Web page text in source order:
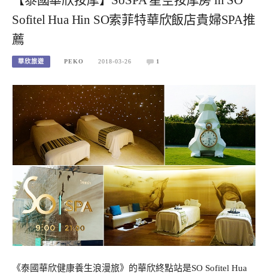
Sofitel Hua Hin SO索菲特華欣飯店貴婦SPA推
薦
華欣旅遊 PEKO 2018-03-26 1
《泰國華欣健康養生浪漫旅》的華欣終點站是SO Sofitel Hua